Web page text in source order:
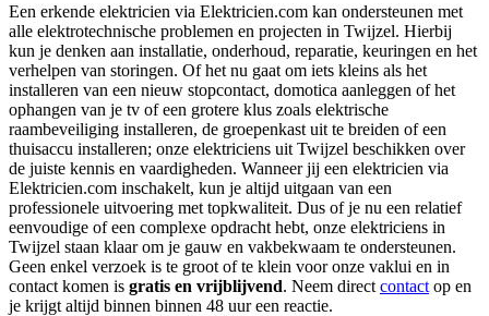
Een erkende elektricien via Elektricien.com kan ondersteunen met
alle elektrotechnische problemen en projecten in Twijzel. Hierbij
kun je denken aan installatie, onderhoud, reparatie, keuringen en het
verhelpen van storingen. Of het nu gaat om iets kleins als het
installeren van een nieuw stopcontact, domotica aanleggen of het
ophangen van je tv of een grotere klus zoals elektrische
raambeveiliging installeren, de groepenkast uit te breiden of een
thuisaccu installeren; onze elektriciens uit Twijzel beschikken over
de juiste kennis en vaardigheden. Wanneer jij een elektricien via
Elektricien.com inschakelt, kun je altijd uitgaan van een
professionele uitvoering met topkwaliteit. Dus of je nu een relatief
eenvoudige of een complexe opdracht hebt, onze elektriciens in
Twijzel staan klaar om je gauw en vakbekwaam te ondersteunen.
Geen enkel verzoek is te groot of te klein voor onze vaklui en in
contact komen is gratis en vrijblijvend. Neem direct contact op en
je krijgt altijd binnen binnen 48 uur een reactie.